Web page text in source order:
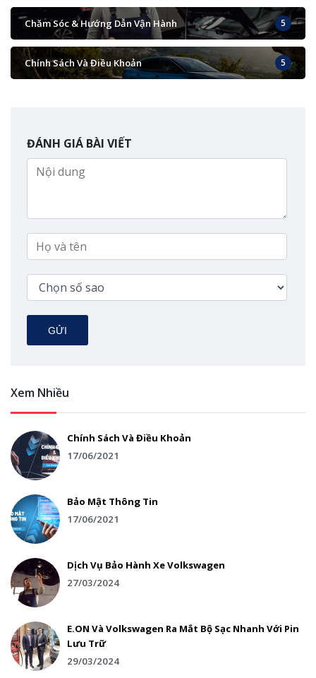
Chăm Sóc & Hướng Dẫn Vận Hành 5
Chính Sách Và Điều Khoản 5
ĐÁNH GIÁ BÀI VIẾT
GỬI
Xem Nhiều
Chính Sách Và Điều Khoản
17/06/2021
Bảo Mật Thông Tin
17/06/2021
Dịch Vụ Bảo Hành Xe Volkswagen
27/03/2024
E.ON Và Volkswagen Ra Mắt Bộ Sạc Nhanh Với Pin
Lưu Trữ
29/03/2024